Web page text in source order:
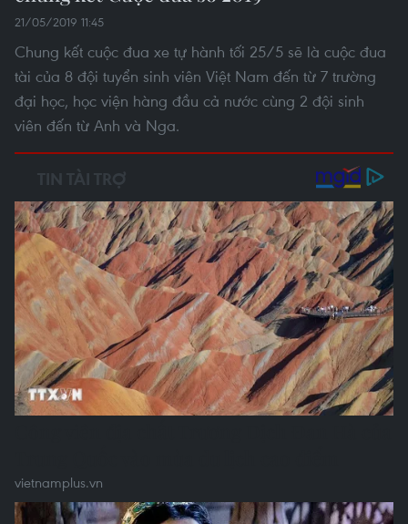
21/05/2019 11:45
Chung kết cuộc đua xe tự hành tối 25/5 sẽ là cuộc đua
tài của 8 đội tuyển sinh viên Việt Nam đến từ 7 trường
đại học, học viện hàng đầu cả nước cùng 2 đội sinh
viên đến từ Anh và Nga.